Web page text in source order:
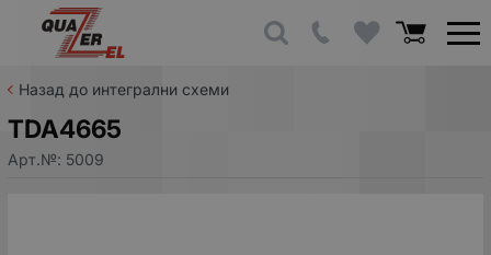
Назад до интегрални схеми
TDA4665
Арт.№: 5009